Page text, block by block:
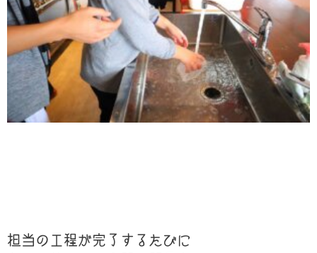
担当の工程が完了するたびに